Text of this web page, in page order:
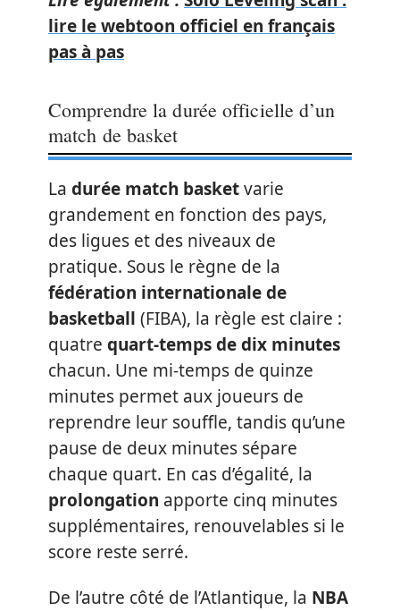
lire le webtoon officiel en français
pas à pas
Comprendre la durée officielle d’un
match de basket
La durée match basketvarie
grandement en fonction des pays,
des ligues et des niveaux de
pratique. Sous le règne de la
fédération internationale de
basketball (FIBA), la règle est claire :
quatre quart-temps de dix minutes
chacun. Une mi-temps de quinze
minutes permet aux joueurs de
reprendre leur souffle, tandis qu’une
pause de deux minutes sépare
chaque quart. En cas d’égalité, la
prolongation apporte cinq minutes
supplémentaires, renouvelables si le
score reste serré.
De l’autre côté de l’Atlantique, la NBA